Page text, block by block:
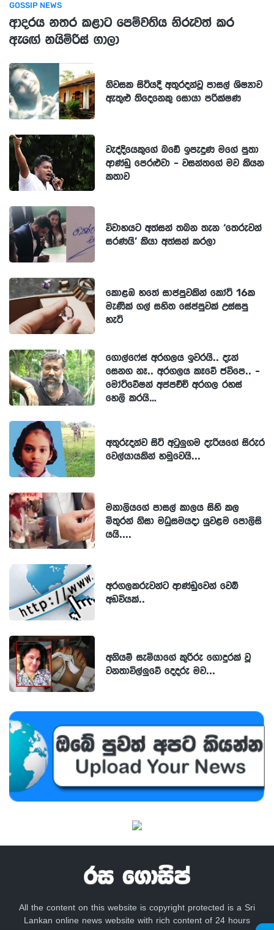
GOSSIP NEWS
ආදරය නතර කළාට පෙම්වතිය නිරුවත් කර
ඇඟේ නයිමිරිස් ගාලා
නිවසක සිටියදී අතුරදන්වූ පාසල් ශිෂ්‍යාව
ඇතුළු තිදෙනෙකු සොයා පරික්ෂණ
වැද්දියෙකුගේ බඩේ ඉපැදුණ මගේ පුතා
ආණ්ඩු පෙරළුවා - වසන්තගේ මව කියන
කතාව
විවාහයට අත්සන් තබන තැන ‘තෙරුවන්
සරණයි’ කියා අත්සන් කරලා
කොළඹ හතේ සාප්පුවකින් කෝටි 16ක
මැණික් ගල් සහිත සේප්පුවක් උස්සපු
හැටි
ගොල්ෆේස් අරගලය ඉවරයි.. දැන්
සෙනග නෑ.. අරගලය කෑවේ ජවිපෙ.. -
මෝටිවේෂන් අප්පච්චි අරගල රහස්
හෙලි කරයි…
අතුරුදන්ව සිටි අටුලුගම දැරියගේ සිරුර
වෙල්යායකින් හමුවෙයි...
මනාලියගේ පාසල් කාලය සිහි කල
මිතුරන් නිසා මධුසමයදා යුවළම පොලිසි
යයි....
අරගලකරුවන්ට ආණ්ඩුවෙන් වෙබ්
අඩවියක්..
අනියම් සැමියාගේ කුරිරු ගොදුරක් වූ
වනතාවිල්ලුවේ දෙදරු මව...
All the content on this website is copyright protected is a Sri
Lankan online news website with rich content of 24 hours